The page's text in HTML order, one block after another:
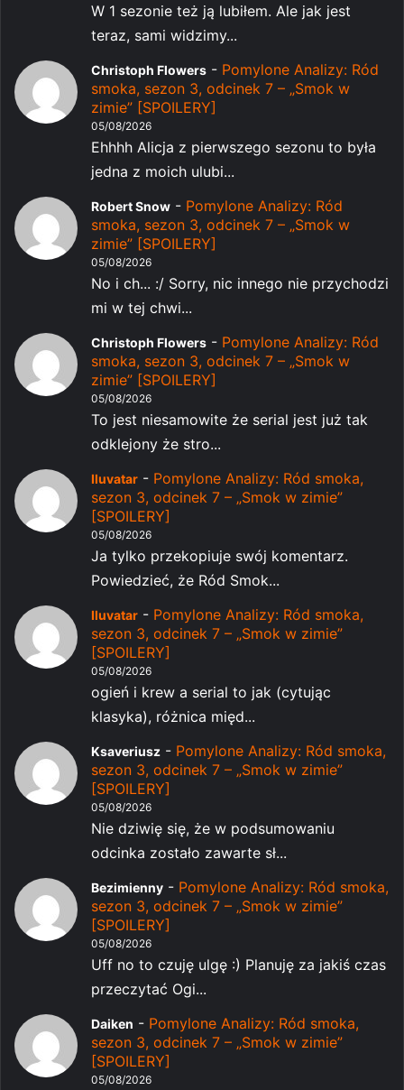
W 1 sezonie też ją lubiłem. Ale jak jest
teraz, sami widzimy...
Christoph Flowers - Pomylone Analizy: Ród
smoka, sezon 3, odcinek 7 – „Smok w
zimie” [SPOILERY]
05/08/2026
Ehhhh Alicja z pierwszego sezonu to była
jedna z moich ulubi...
Robert Snow - Pomylone Analizy: Ród
smoka, sezon 3, odcinek 7 – „Smok w
zimie” [SPOILERY]
05/08/2026
No i ch... :/ Sorry, nic innego nie przychodzi
mi w tej chwi...
Christoph Flowers - Pomylone Analizy: Ród
smoka, sezon 3, odcinek 7 – „Smok w
zimie” [SPOILERY]
05/08/2026
To jest niesamowite że serial jest już tak
odklejony że stro...
Iluvatar - Pomylone Analizy: Ród smoka,
sezon 3, odcinek 7 – „Smok w zimie”
[SPOILERY]
05/08/2026
Ja tylko przekopiuje swój komentarz.
Powiedzieć, że Ród Smok...
Iluvatar - Pomylone Analizy: Ród smoka,
sezon 3, odcinek 7 – „Smok w zimie”
[SPOILERY]
05/08/2026
ogień i krew a serial to jak (cytując
klasyka), różnica międ...
Ksaveriusz - Pomylone Analizy: Ród smoka,
sezon 3, odcinek 7 – „Smok w zimie”
[SPOILERY]
05/08/2026
Nie dziwię się, że w podsumowaniu
odcinka zostało zawarte sł...
Bezimienny - Pomylone Analizy: Ród smoka,
sezon 3, odcinek 7 – „Smok w zimie”
[SPOILERY]
05/08/2026
Uff no to czuję ulgę :) Planuję za jakiś czas
przeczytać Ogi...
Daiken - Pomylone Analizy: Ród smoka,
sezon 3, odcinek 7 – „Smok w zimie”
[SPOILERY]
05/08/2026